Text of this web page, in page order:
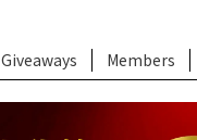
Giveaways Members